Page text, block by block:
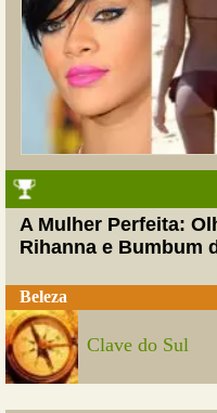
A Mulher Perfeita:
Rihanna e Bumbum
Beleza
Clave do Sul